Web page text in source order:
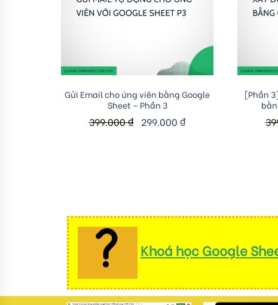
Add to cart
Gửi Email cho ứng viên bằng Google
Sheet – Phần 3
399.000₫ 299.000 ₫
[Phần
Khoá học Google